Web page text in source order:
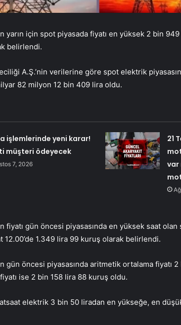
yarın için spot piyasada fiyatı en yüksek 2 bin
belirlendi.
A.Ş.’nin verilerine göre spot elektrik
82 milyon 12 bin 409 lira oldu.
işlemlerinde yeni karar!
müşteri ödeyecek
7, 2026
21
var
fiyatı gün öncesi piyasasında en yüksek saat olan
12.00’de 1.349 lira 99 kuruş olarak belirlendi.
gün öncesi piyasasında aritmetik ortalama fiyatı
ise 2 bin 158 lira 88 kuruş oldu.
elektrik 3 bin 50 liradan en yükseğe, en